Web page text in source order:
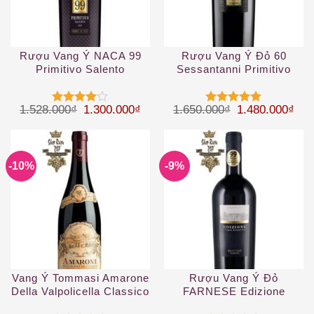
Rượu Vang Ý NACA 99
Primitivo Salento
Được
45 sao
1.528.000₫ Giá gốc là: 1.528.000₫.
1.300.000₫ Giá hiện tại là: 1.300.000₫.
Rượu Vang Ý Đỏ 60
Sessantanni Primitivo
Được xếp
sao
1.650.000₫ Giá gốc là:
1.480.000₫
-10%
Vang Ý Tommasi Amarone
Della Valpolicella Classico
-9%
Rượu Vang Ý Đỏ
FARNESE Edizione